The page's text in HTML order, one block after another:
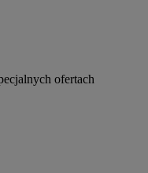
ofertach